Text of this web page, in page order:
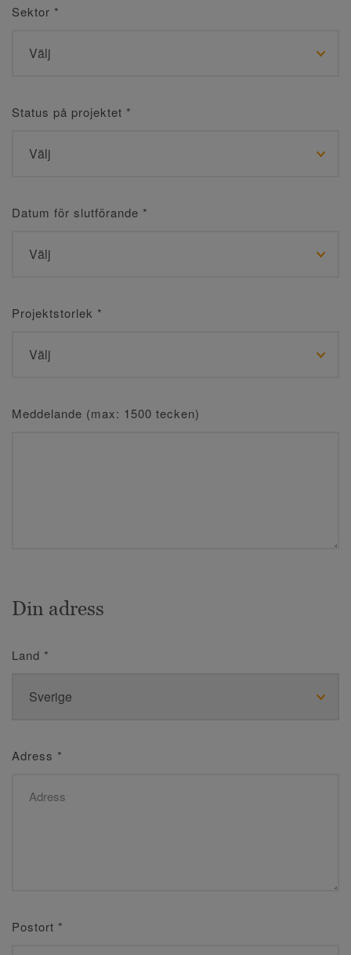
Sektor *
Status på projektet *
Datum för slutförande *
Projektstorlek *
Meddelande (max: 1500 tecken)
Din adress
Land *
Adress *
Postort *